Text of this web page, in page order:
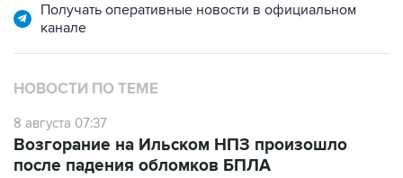
Получать оперативные новости в официальном
канале
НОВОСТИ ПО ТЕМЕ
8 августа 07:37
Возгорание на Ильском НПЗ произошло
после падения обломков БПЛА